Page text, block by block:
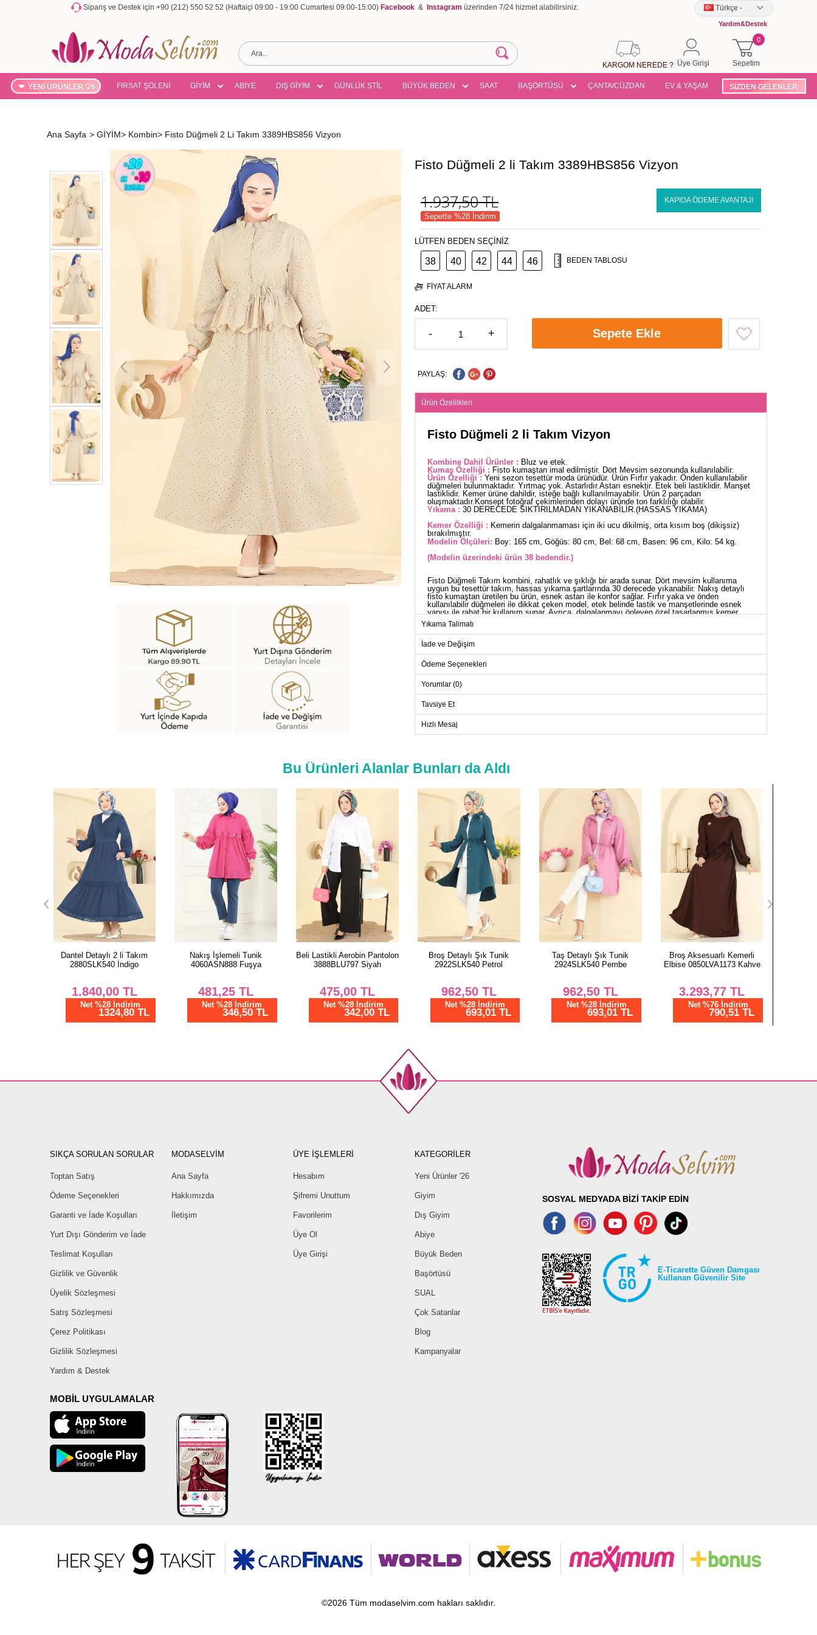
Sipariş ve Destek için +90 (212) 550 52 52 (Haftaiçi 09:00 - 19:00 Cumartesi 09:00-15:00) Facebook & Instagram üzerinden 7/24 hizmet alabilirsiniz. Türkçe -
Yardım&Destek
Sepetim
0
Üye Girişi
KARGOM NEREDE ?
YENİ ÜRÜNLER '26 FIRSAT ŞÖLENİ GİYİM ABİYE DIŞ GİYİM GÜNLÜK STİL BÜYÜK BEDEN SAAT BAŞÖRTÜSÜ ÇANTA/CÜZDAN EV & YAŞAM SİZDEN GELENLER
Ana Sayfa > GİYİM> Kombin> Fisto Düğmeli 2 Li Takım 3389HBS856 Vizyon
Fisto Düğmeli 2 li Takım 3389HBS856 Vizyon
1.937,50TL KAPIDA ÖDEME AVANTAJI
Sepette %28 İndirim
LÜTFEN BEDEN SEÇİNİZ
38 40 42 44 46 BEDEN TABLOSU
FIYAT ALARM
ADET:
- + Sepete Ekle
PAYLAŞ:
Ürün Özellikleri
Fisto Düğmeli 2 li Takım Vizyon
Kombine Dahil Ürünler : Bluz ve etek.
Kumaş Özelliği : Fisto kumaştan imal edilmiştir. Dört Mevsim sezonunda kullanılabilir.
Ürün Özelliği : Yeni sezon tesettür moda ürünüdür. Ürün Fırfır yakadır. Önden kullanılabilir
düğmeleri bulunmaktadır. Yırtmaç yok. Astarlıdır.Astarı esnektir. Etek beli lastiklidir. Manşet
lastiklidir. Kemer ürüne dahildir, isteğe bağlı kullanılmayabilir. Ürün 2 parçadan
oluşmaktadır.Konsept fotoğraf çekimlerinden dolayı üründe ton farklılığı olabilir.
Yıkama : 30 DERECEDE SIKTIRILMADAN YIKANABİLİR.(HASSAS YIKAMA)
Kemer Özelliği : Kemerin dalgalanmaması için iki ucu dikilmiş, orta kısım boş (dikişsiz)
bırakılmıştır.
Modelin Ölçüleri: Boy: 165 cm, Göğüs: 80 cm, Bel: 68 cm, Basen: 96 cm, Kilo: 54 kg.
(Modelin üzerindeki ürün 38 bedendir.)
Fisto Düğmeli Takım kombini, rahatlık ve şıklığı bir arada sunar. Dört mevsim kullanıma
uygun bu tesettür takım, hassas yıkama şartlarında 30 derecede yıkanabilir. Nakış detaylı
fisto kumaştan üretilen bu ürün, esnek astarı ile konfor sağlar. Fırfır yaka ve önden
kullanılabilir düğmeleri ile dikkat çeken model, etek belinde lastik ve manşetlerinde esnek
yapısı ile rahat bir kullanım sunar. Ayrıca, dalgalanmayı önleyen özel tasarlanmış kemer,
ürüne şıklık katar. İki parça halinde sunulan bu takım, modaya uygun bir seçimdir.
BLUZ BEDEN ÖLÇÜLERİ (CM)
Beden
Göğüs
Boy
44
112
50
Beden
Boy
94
94
94
Yıkama Talimatı
İade ve Değişim
Ödeme Seçenekleri
Yorumlar (0)
Tavsiye Et
Hızlı Mesaj
Bu Ürünleri Alanlar Bunları da Aldı
Nakış İşlemeli Tunik
4060ASN888 Fuşya
481,25TL
Net %28 İndirim
346,50 TL
Beli Lastikli Aerobin Pantolon
3888BLU797 Siyah
475,00 TL
Net %28 İndirim
342,00 TL
Broş Detaylı Şık Tunik
2922SLK540 Petrol
962,50 TL
Net %28 İndirim
693,01 TL
Taş Detaylı Şık Tunik
2924SLK540 Pembe
962,50TL
Net %28 İndirim
693,01 TL
Broş Aksesuarlı Kemerli
Elbise 0850LVA1173 Kahve
3.293,77TL
Net %76 İndirim
790,51 TL
Desenli 3 lü Şık Takım
3425BLU797 Taba&Siyah
1.712,50 TL
Net %28 İndirim
1233,00 TL
SIKÇA SORULAN SORULAR
Toptan Satış
Ödeme Seçenekleri
Garanti ve İade Koşulları
Yurt Dışı Gönderim ve İade
Teslimat Koşulları
Gizlilik ve Güvenlik
Üyelik Sözleşmesi
Satış Sözleşmesi
Çerez Politikası
Gizlilik Sözleşmesi
Yardım & Destek
MODASELVİM
Ana Sayfa
Hakkımızda
İletişim
ÜYE İŞLEMLERİ
Hesabım
Şifremi Unuttum
Favorilerim
Üye Ol
Üye Girişi
KATEGORİLER
Yeni Ürünler '26
Giyim
Dış Giyim
Abiye
Büyük Beden
Başörtüsü
SUAL
Çok Satanlar
Blog
Kampanyalar
MOBİL UYGULAMALAR
SOSYAL MEDYADA BİZİ TAKİP EDİN
E-Ticarette Güven Damgası
Kullanan Güvenilir Site
©2026 Tüm modaselvim.com hakları saklıdır.